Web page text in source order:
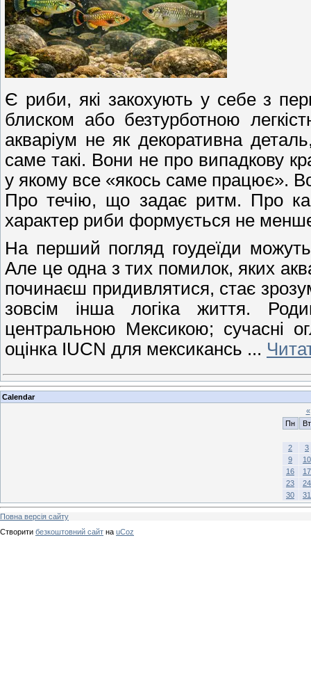
Є риби, які закохують у себе з
блиском або безтурботною
акваріум не як декоративна
саме такі. Вони не про випадкову
у якому все «якось саме працює».
Про течію, що задає ритм. Про
характер риби формується не
На перший погляд гоудеїди
Але це одна з тих помилок, яких
починаєш придивлятися, стає
зовсім інша логіка життя.
центральною Мексикою; сучасні
оцінка IUCN для мексикансь ...
Calendar
«
Пн
Вт
2
3
9
10
16
17
23
24
30
31
Повна версія сайту
Створити безкоштовний сайт на uCoz